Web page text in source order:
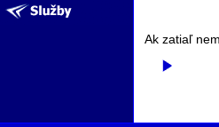
Ak zatiaľ